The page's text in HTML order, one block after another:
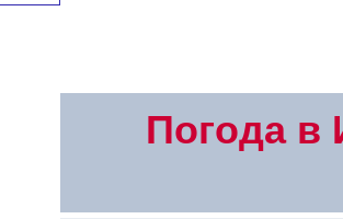
Погода в